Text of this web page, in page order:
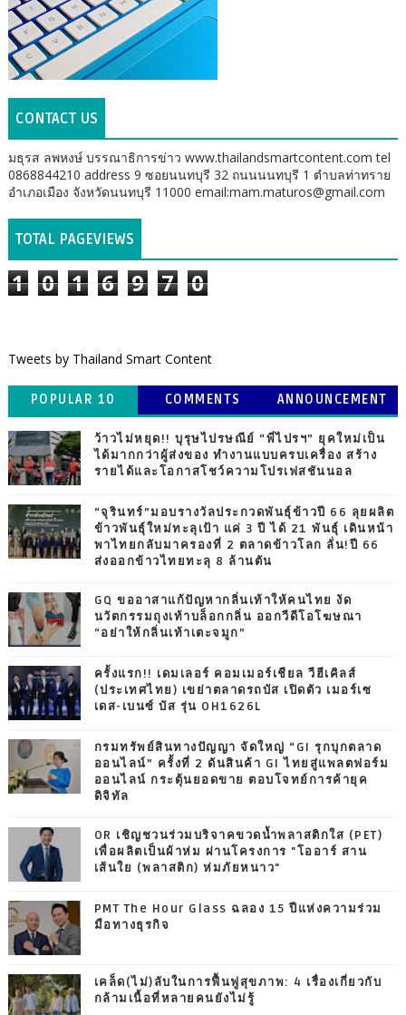
CONTACT US
มธุรส ลพหงษ์ บรรณาธิการข่าว www.thailandsmartcontent.com tel
0868844210 address 9 ซอยนนทบุรี 32 ถนนนนทบุรี 1 ตำบลท่าทราย
อำเภอเมือง จังหวัดนนทบุรี 11000 email:mam.maturos@gmail.com
TOTAL PAGEVIEWS
1 0 1 6 9 7 0
Tweets by Thailand Smart Content
POPULAR 10 COMMENTS ANNOUNCEMENT
ว้าวไม่หยุด!! บุรุษไปรษณีย์ “พี่ไปรฯ” ยุคใหม่เป็น
ได้มากกว่าผู้ส่งของ ทำงานแบบครบเครื่อง สร้าง
รายได้และโอกาสโชว์ความโปรเฟสชันนอล
“จุรินทร์”มอบรางวัลประกวดพันธุ์ข้าวปี 66 ลุยผลิต
ข้าวพันธุ์ใหม่ทะลุเป้า แค่ 3 ปี ได้ 21 พันธุ์ เดินหน้า
พาไทยกลับมาครองที่ 2 ตลาดข้าวโลก ลั่น!ปี 66
ส่งออกข้าวไทยทะลุ 8 ล้านตัน
GQ ขออาสาแก้ปัญหากลิ่นเท้าให้คนไทย งัด
นวัตกรรมถุงเท้าบล็อกกลิ่น ออกวีดีโอโฆษณา
“อย่าให้กลิ่นเท้าเตะจมูก”
ครั้งแรก!! เดมเลอร์ คอมเมอร์เชียล วีฮีเคิลส์
(ประเทศไทย) เขย่าตลาดรถบัส เปิดตัว เมอร์เซ
เดส-เบนซ์ บัส รุ่น OH1626L
กรมทรัพย์สินทางปัญญา จัดใหญ่ “GI รุกบุกตลาด
ออนไลน์” ครั้งที่ 2 ดันสินค้า GI ไทยสู่แพลตฟอร์ม
ออนไลน์ กระตุ้นยอดขาย ตอบโจทย์การค้ายุค
ดิจิทัล
OR เชิญชวนร่วมบริจาคขวดน้ำพลาสติกใส (PET)
เพื่อผลิตเป็นผ้าห่ม ผ่านโครงการ "โออาร์ สาน
เส้นใย (พลาสติก) ห่มภัยหนาว"
PMT The Hour Glass ฉลอง 15 ปีแห่งความร่วม
มือทางธุรกิจ
เคล็ด(ไม่)ลับในการฟื้นฟูสุขภาพ: 4 เรื่องเกี่ยวกับ
กล้ามเนื้อที่หลายคนยังไม่รู้